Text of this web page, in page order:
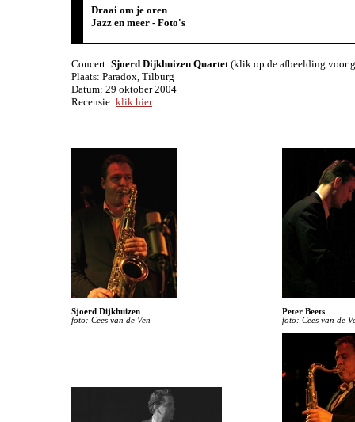
Draai om je oren
Jazz en meer - Foto's
Concert: Sjoerd Dijkhuizen Quartet(klik op de afbeelding voor
Plaats: Paradox, Tilburg
Datum: 29 oktober 2004
Recensie: klik hier
Sjoerd Dijkhuizen
foto: Cees van de Ven
Peter Beets
foto: Cees van de